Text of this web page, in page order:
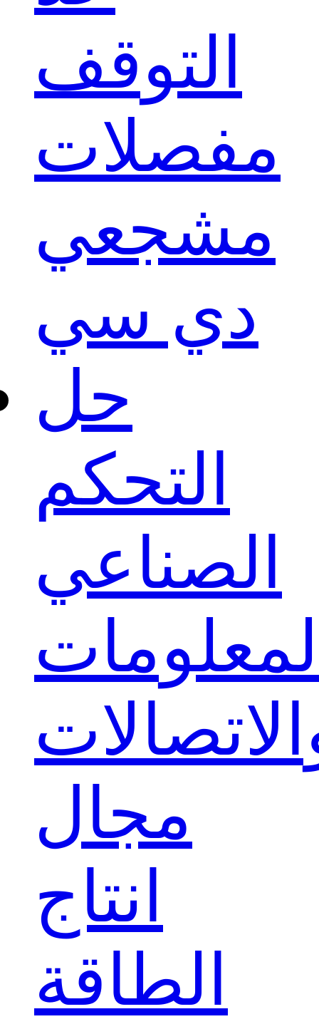
التوقف
مفصلات
مشجعي
دي سي
حل
التحكم
الصناعي
مجال
انتاج
الطاقة